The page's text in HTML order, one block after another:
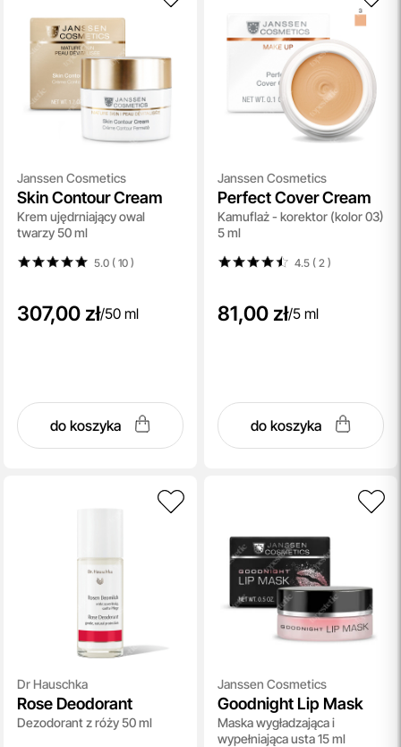
Janssen Cosmetics
Skin Contour Cream
Krem ujędrniający owal
twarzy 50 ml
5.0 ( 10)
307,00 zł/50 ml
do koszyka
Janssen Cosmetics
Perfect Cover Cream
Kamuflaż - korektor (kolor 03)
5 ml
4.5 ( 2 )
81,00 zł/5 ml
do koszyka
Dr Hauschka
Rose Deodorant
Dezodorant z róży 50 ml
Janssen Cosmetics
Goodnight Lip Mask
Maska wygładzająca i
wypełniająca usta 15 ml